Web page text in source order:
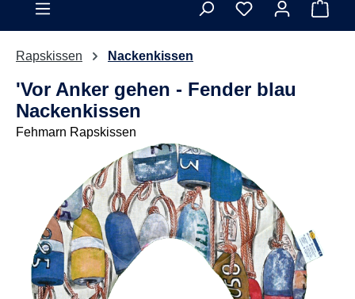
Rapskissen Nackenkissen
'Vor Anker gehen - Fender blau
Nackenkissen
Fehmarn Rapskissen
Bildergalerie überspringen